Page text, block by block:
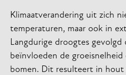
Klimaatverandering uit zich
temperaturen, maar ook in
Langdurige droogtes gevolgd
beïnvloeden de
bomen. Dit resulteert in hout